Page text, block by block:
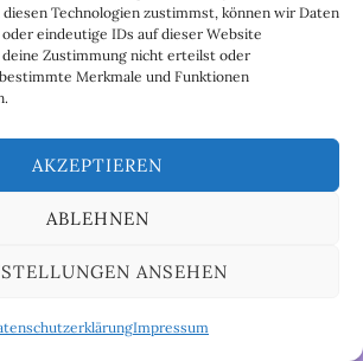
Technologien zustimmst, können wir Daten
eindeutige IDs auf dieser Website
Zustimmung nicht erteilst oder
Merkmale und Funktionen
AKZEPTIEREN
ABLEHNEN
ANSEHEN
Impressum
vorbei!